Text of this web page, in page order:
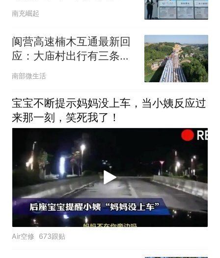
南充崛起
阆营高速楠木互通最新回
应：大庙村出行有三条
路，你选哪条？
南部微生活
宝宝不断提示妈妈没上车，当小姨反应过
来那一刻，笑死我了！
Air空修 673跟贴